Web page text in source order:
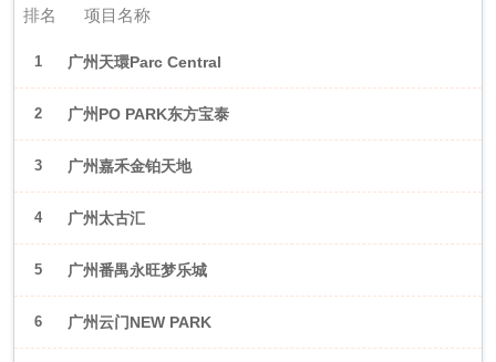
排名 项目名称
1 广州天環Parc Central
2 广州PO PARK东方宝泰
3 广州嘉禾金铂天地
4 广州太古汇
5 广州番禺永旺梦乐城
6 广州云门NEW PARK